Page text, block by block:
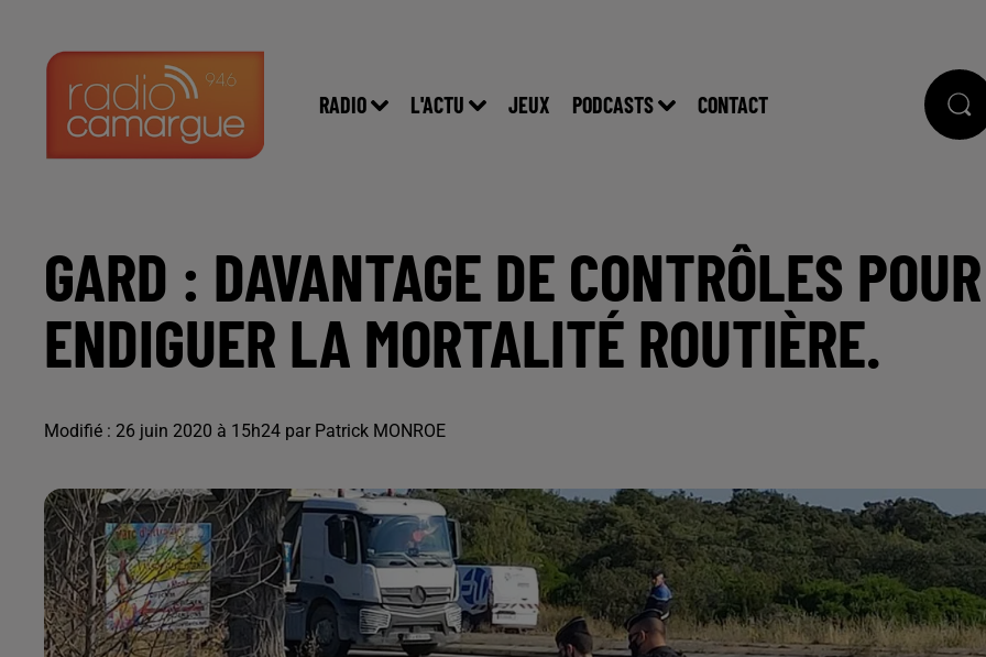
RADIO L'ACTU JEUX PODCASTS CONTACT
GARD : DAVANTAGE DE CONTRÔLES POUR
ENDIGUER LA MORTALITÉ ROUTIÈRE.
Modifié : 26 juin 2020 à 15h24 par Patrick MONROE